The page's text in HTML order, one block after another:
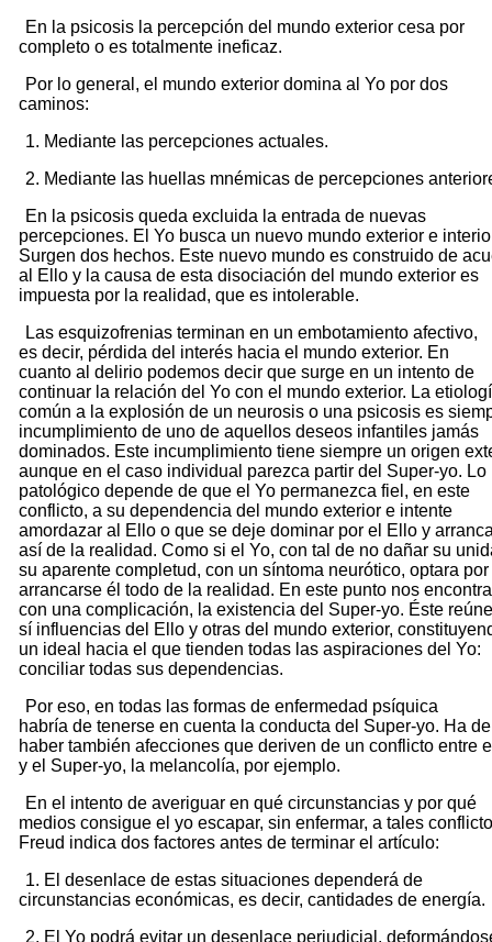
En la psicosis la percepción del mundo exterior cesa por
completo o es totalmente ineficaz.
Por lo general, el mundo exterior domina al Yo por dos
caminos:
1. Mediante las percepciones actuales.
2. Mediante las huellas mnémicas de percepciones
En la psicosis queda excluida la entrada de nuevas
percepciones. El Yo busca un nuevo mundo exterior e
Surgen dos hechos. Este nuevo mundo es construido de
al Ello y la causa de esta disociación del mundo exterior es
impuesta por la realidad, que es intolerable.
Las esquizofrenias terminan en un embotamiento afectivo,
es decir, pérdida del interés hacia el mundo exterior. En
cuanto al delirio podemos decir que surge en un intento de
continuar la relación del Yo con el mundo exterior. La
común a la explosión de un neurosis o una psicosis es
incumplimiento de uno de aquellos deseos infantiles jamás
dominados. Este incumplimiento tiene siempre un origen
aunque en el caso individual parezca partir del Super-yo. Lo
patológico depende de que el Yo permanezca fiel, en este
conflicto, a su dependencia del mundo exterior e intente
amordazar al Ello o que se deje dominar por el Ello y
así de la realidad. Como si el Yo, con tal de no dañar su
su aparente completud, con un síntoma neurótico, optara por
arrancarse él todo de la realidad. En este punto nos
con una complicación, la existencia del Super-yo. Éste
sí influencias del Ello y otras del mundo exterior,
un ideal hacia el que tienden todas las aspiraciones del Yo:
conciliar todas sus dependencias.
Por eso, en todas las formas de enfermedad psíquica
habría de tenerse en cuenta la conducta del Super-yo. Ha de
haber también afecciones que deriven de un conflicto entre
y el Super-yo, la melancolía, por ejemplo.
En el intento de averiguar en qué circunstancias y por qué
medios consigue el yo escapar, sin enfermar, a tales
Freud indica dos factores antes de terminar el artículo:
1. El desenlace de estas situaciones dependerá de
circunstancias económicas, es decir, cantidades de energía.
2. El Yo podrá evitar un desenlace perjudicial,